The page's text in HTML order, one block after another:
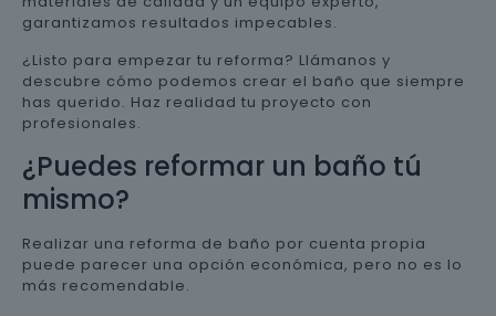
garantizamos resultados impecables.
¿Listo para empezar tu reforma? Llámanos y
descubre cómo podemos crear el baño que siempre
has querido. Haz realidad tu proyecto con
profesionales.
¿Puedes reformar un baño tú
mismo?
Realizar una reforma de baño por cuenta propia
puede parecer una opción económica, pero no es lo
más recomendable.